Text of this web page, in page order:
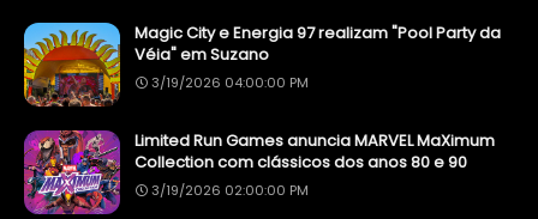
Magic City e Energia 97 realizam "Pool Party da
Véia" em Suzano
3/19/2026 04:00:00 PM
Limited Run Games anuncia MARVEL MaXimum
Collection com clássicos dos anos 80 e 90
3/19/2026 02:00:00 PM